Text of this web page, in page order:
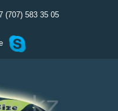
(707) 583 35 05